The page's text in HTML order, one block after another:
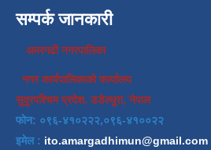
सम्पर्क जानकारी
अमरगढी नगरपालिका
नगर कार्यपालिकाको कार्यालय
सुदुरपश्चिम प्रदेश, डडेल्धुरा, नेपाल
फोन: ०९६-४१०२२२,०९६-४१००२२
इमेल : ito.amargadhimun@gmail.com